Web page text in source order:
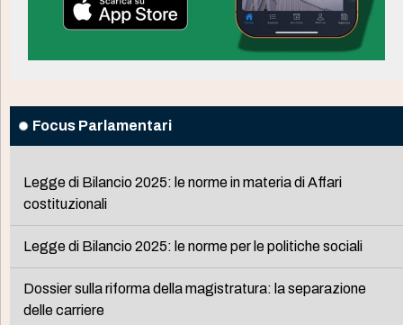
Focus Parlamentari
Legge di Bilancio 2025: le norme in materia di Affari
costituzionali
Legge di Bilancio 2025: le norme per le politiche sociali
Dossier sulla riforma della magistratura: la separazione
delle carriere